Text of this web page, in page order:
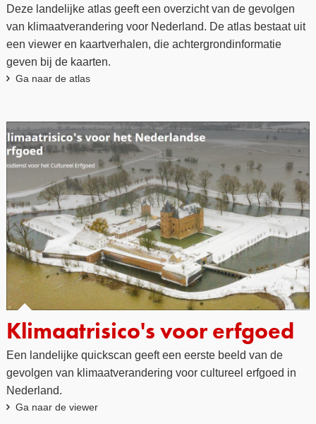
Deze landelijke atlas geeft een overzicht van de gevolgen
van klimaatverandering voor Nederland. De atlas bestaat uit
een viewer en kaartverhalen, die achtergrondinformatie
geven bij de kaarten.
Ga naar de atlas
Klimaatrisico's voor erfgoed
Een landelijke quickscan geeft een eerste beeld van de
gevolgen van klimaatverandering voor cultureel erfgoed in
Nederland.
Ga naar de viewer